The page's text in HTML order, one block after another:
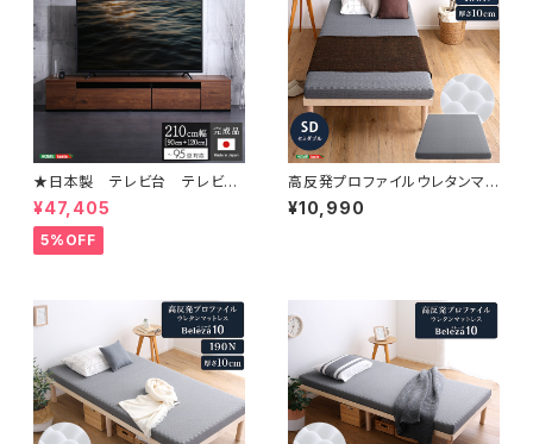
★日本製 テレビ台 テレビボ
ード 210cm幅 【BARS-バー
ス-】 SH-24-BR210
¥47,405
5%OFF
高反発プロファイルウレタンマッ
トレス【Beleza10-ベレーザ・テ
ン-】(セミダブル) ORM-10SD
¥10,990